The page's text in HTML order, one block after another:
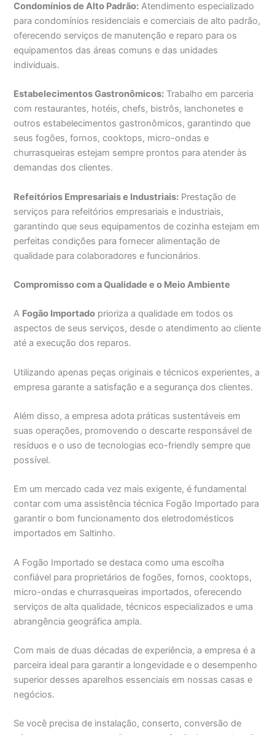
Condomínios de Alto Padrão: Atendimento especializado
para condomínios residenciais e comerciais de alto padrão,
oferecendo serviços de manutenção e reparo para os
equipamentos das áreas comuns e das unidades
individuais.
Estabelecimentos Gastronômicos: Trabalho em parceria
com restaurantes, hotéis, chefs, bistrôs, lanchonetes e
outros estabelecimentos gastronômicos, garantindo que
seus fogões, fornos, cooktops, micro-ondas e
churrasqueiras estejam sempre prontos para atender às
demandas dos clientes.
Refeitórios Empresariais e Industriais: Prestação de
serviços para refeitórios empresariais e industriais,
garantindo que seus equipamentos de cozinha estejam em
perfeitas condições para fornecer alimentação de
qualidade para colaboradores e funcionários.
Compromisso com a Qualidade e o Meio Ambiente
A Fogão Importado prioriza a qualidade em todos os
aspectos de seus serviços, desde o atendimento ao cliente
até a execução dos reparos.
Utilizando apenas peças originais e técnicos experientes, a
empresa garante a satisfação e a segurança dos clientes.
Além disso, a empresa adota práticas sustentáveis em
suas operações, promovendo o descarte responsável de
resíduos e o uso de tecnologias eco-friendly sempre que
possível.
Em um mercado cada vez mais exigente, é fundamental
contar com uma assistência técnica Fogão Importado para
garantir o bom funcionamento dos eletrodomésticos
importados em Saltinho.
A Fogão Importado se destaca como uma escolha
confiável para proprietários de fogões, fornos, cooktops,
micro-ondas e churrasqueiras importados, oferecendo
serviços de alta qualidade, técnicos especializados e uma
abrangência geográfica ampla.
Com mais de duas décadas de experiência, a empresa é a
parceira ideal para garantir a longevidade e o desempenho
superior desses aparelhos essenciais em nossas casas e
negócios.
Se você precisa de instalação, conserto, conversão de